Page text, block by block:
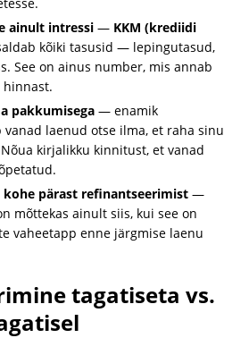
ainult intressi — KKM (krediidi
kõiki tasusid — lepingutasud,
See on ainus number, mis annab
pakkumisega — enamik
laenud otse ilma, et raha sinu
kirjalikku kinnitust, et vanad
pärast refinantseerimist —
mõttekas ainult siis, kui see on
vaheetapp enne järgmise laenu
tagatiseta vs.